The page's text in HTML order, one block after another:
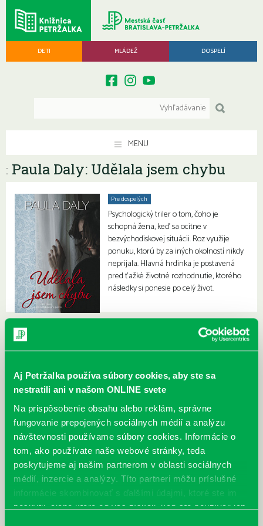
Aj Petržalka používa súbory cookies, aby ste sa
nestratili ani v našom ONLINE svete
Na prispôsobenie obsahu alebo reklám, správne
fungovanie prepojených sociálnych médií a analýzu
návštevnosti používame súbory cookies. Informácie o
tom, ako používate naše webové stránky, teda
poskytujeme aj našim partnerom v oblasti sociálnych
médií, inzercie a analýzy. Títo partneri môžu príslušné
informácie skombinovať s ďalšími údajmi, ktoré ste im
poskytli, alebo ktoré od vás získali, keď ste používali ich
DETI MLÁDEŽ DOSPELÍ
MENU
: Paula Daly: Udělala jsem chybu
Pre dospelých
Psychologický triler o tom, čoho je
schopná žena, keď sa ocitne v
bezvýchodiskovej situácii. Roz využije
ponuku, ktorú by za iných okolností nikdy
neprijala. Hlavná hrdinka je postavená
pred ťažké životné rozhodnutie, ktorého
následky si ponesie po celý život.